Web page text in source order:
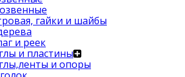
гайки и шайбы
и реек
и пластины
и опоры